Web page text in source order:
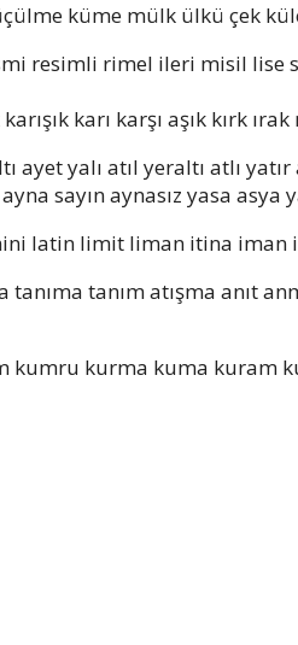
küme mülk ülkü çek
resimli rimel ileri misil lise
karı karşı aşık kırk ırak
ayet yalı atıl yeraltı atlı
ayna sayın aynasız yasa asya
latin limit liman itina iman
tanıma tanım atışma anıt
kumru kurma kuma kuram